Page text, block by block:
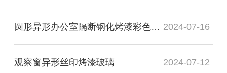
圆形异形办公室隔断钢化烤漆彩色玻璃 2024-07-16
观察窗异形丝印烤漆玻璃 2024-07-12